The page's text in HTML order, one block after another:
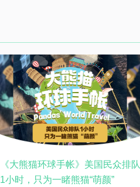
《大熊猫环球手帐》美国民众排队
1小时，只为一睹熊猫“萌颜”